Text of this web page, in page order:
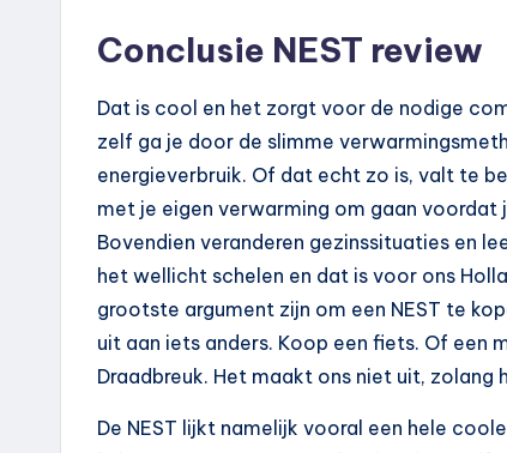
Conclusie NEST review
Dat is cool en het zorgt voor de nodige
zelf ga je door de slimme
energieverbruik. Of dat echt zo is, valt te
met je eigen verwarming om gaan
Bovendien veranderen gezinssituaties en
het wellicht schelen en dat is voor ons
grootste argument zijn om een NEST te
uit aan iets anders. Koop een fiets. Of
Draadbreuk. Het maakt ons niet uit, zolang
De NEST lijkt namelijk vooral een hele